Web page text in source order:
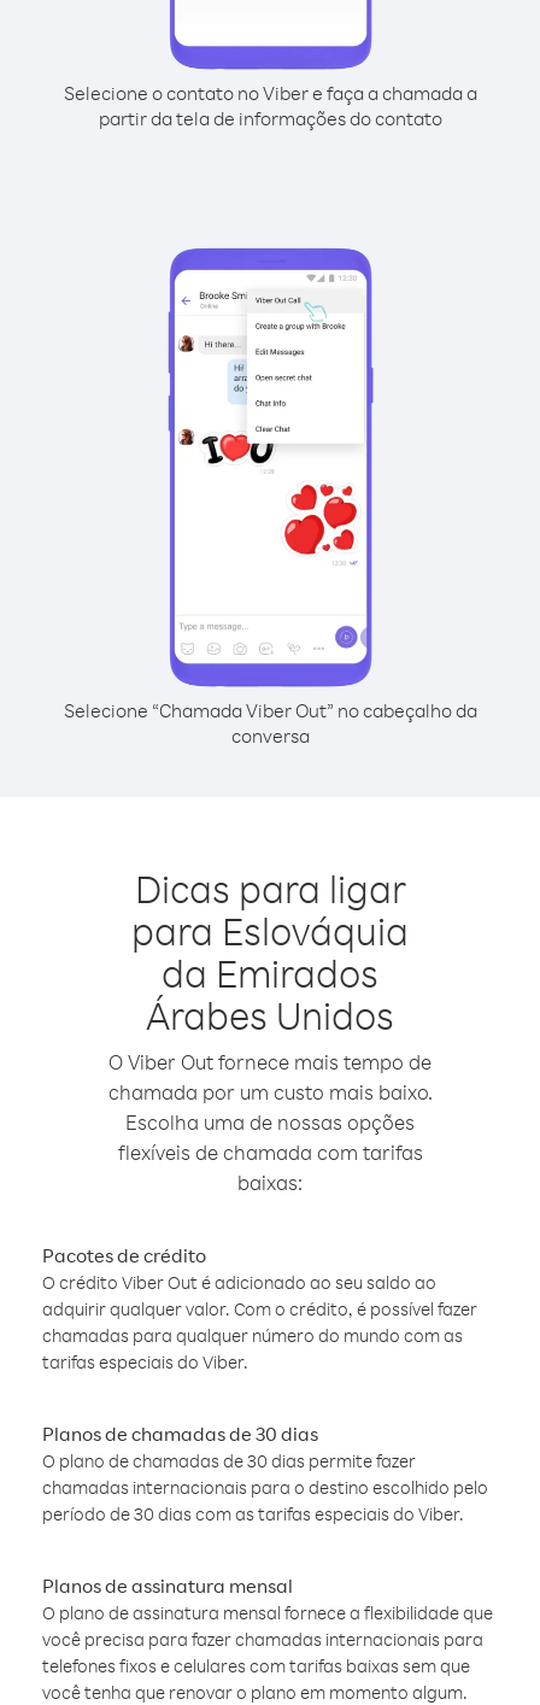
Selecione o contato no Viber e faça a chamada a
partir da tela de informações do contato
Selecione “Chamada Viber Out” no cabeçalho da
conversa
Dicas para ligar
para Eslováquia
da Emirados
Árabes Unidos
O Viber Out fornece mais tempo de
chamada por um custo mais baixo.
Escolha uma de nossas opções
flexíveis de chamada com tarifas
baixas:
Pacotes de crédito
O crédito Viber Out é adicionado ao seu saldo ao
adquirir qualquer valor. Com o crédito, é possível fazer
chamadas para qualquer número do mundo com as
tarifas especiais do Viber.
Planos de chamadas de 30 dias
O plano de chamadas de 30 dias permite fazer
chamadas internacionais para o destino escolhido pelo
período de 30 dias com as tarifas especiais do Viber.
Planos de assinatura mensal
O plano de assinatura mensal fornece a flexibilidade que
você precisa para fazer chamadas internacionais para
telefones fixos e celulares com tarifas baixas sem que
você tenha que renovar o plano em momento algum.